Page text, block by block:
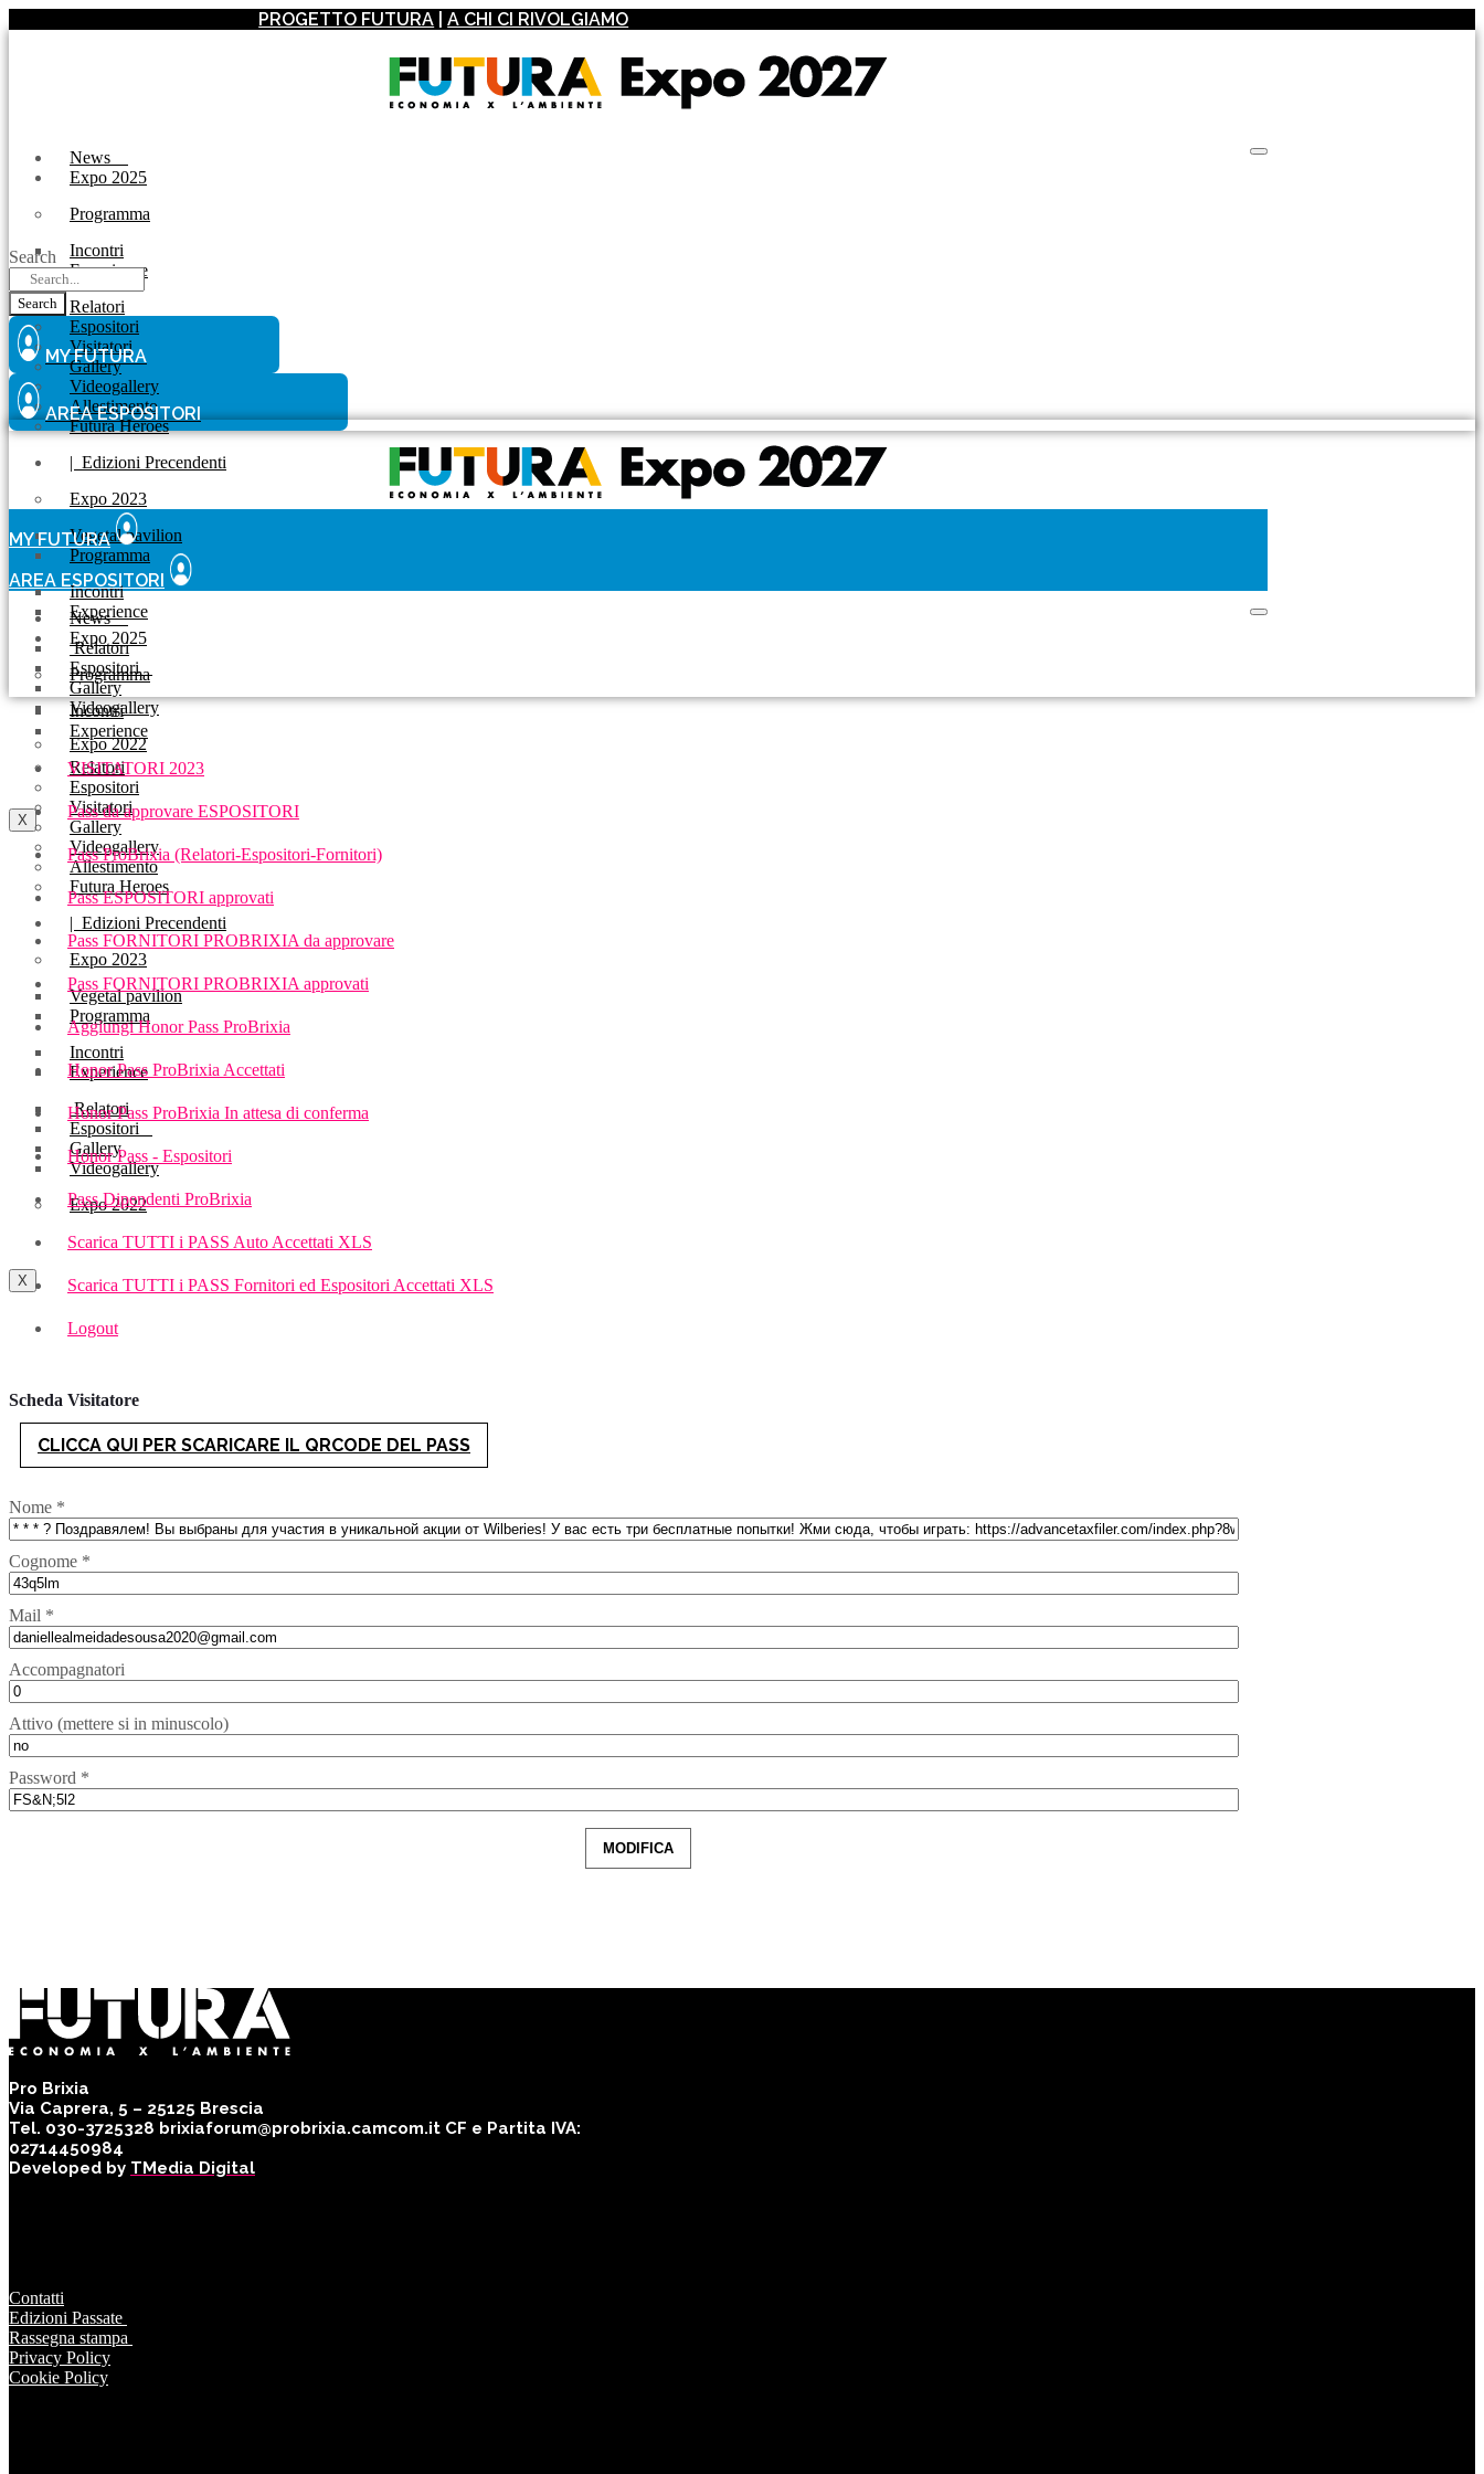
PROGETTO FUTURA |A CHI CI RIVOLGIAMO
News
Expo 2025
Programma
Incontri
Experience
Relatori
Espositori
Visitatori
Gallery
Videogallery
Allestimento
Futura Heroes
| Edizioni Precendenti
Expo 2023
Vegetal pavilion
Programma
Incontri
Experience
Relatori
Espositori
Gallery
Videogallery
Expo 2022
X
Search
Search
MY FUTURA
AREA ESPOSITORI
MY FUTURA
AREA ESPOSITORI
News
Expo 2025
Programma
Incontri
Experience
Relatori
Espositori
Visitatori
Gallery
Videogallery
Allestimento
Futura Heroes
| Edizioni Precendenti
Expo 2023
Vegetal pavilion
Programma
Incontri
Experience
Relatori
Espositori
Gallery
Videogallery
Expo 2022
X
VISITATORI 2023
Pass da approvare ESPOSITORI
Pass ProBrixia (Relatori-Espositori-Fornitori)
Pass ESPOSITORI approvati
Pass FORNITORI PROBRIXIA da approvare
Pass FORNITORI PROBRIXIA approvati
Aggiungi Honor Pass ProBrixia
Honor Pass ProBrixia Accettati
Honor Pass ProBrixia In attesa di conferma
Honor Pass - Espositori
Pass Dipendenti ProBrixia
Scarica TUTTI i PASS Auto Accettati XLS
Scarica TUTTI i PASS Fornitori ed Espositori Accettati XLS
Logout
Scheda Visitatore
CLICCA QUI PER SCARICARE IL QRCODE DEL PASS
Nome *
Cognome *
Mail *
Accompagnatori
Attivo (mettere si in minuscolo)
Password *
MODIFICA
Pro Brixia
Via Caprera, 5 – 25125 Brescia
Tel. 030-3725328 brixiaforum@probrixia.camcom.it CF e Partita IVA:
02714450984
Developed by TMedia Digital
Contatti
Edizioni Passate
Rassegna stampa
Privacy Policy
Cookie Policy